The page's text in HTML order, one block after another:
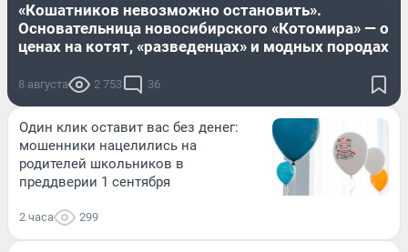
«Кошатников невозможно остановить».
Основательница новосибирского «Котомира» — о
ценах на котят, «разведенцах» и модных породах
8 августа 2 753 36
Один клик оставит вас без денег:
мошенники нацелились на
родителей школьников в
преддверии 1 сентября
2 часа 299